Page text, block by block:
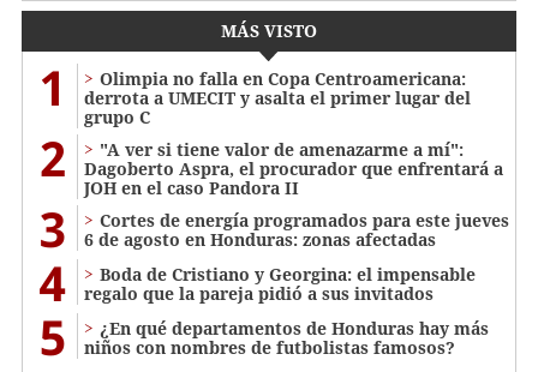
MÁS VISTO
1
Olimpia no falla en Copa Centroamericana:
derrota a UMECIT y asalta el primer lugar del
grupo C
2
"A ver si tiene valor de amenazarme a mí":
Dagoberto Aspra, el procurador que enfrentará a
JOH en el caso Pandora II
3
Cortes de energía programados para este jueves
6 de agosto en Honduras: zonas afectadas
4
Boda de Cristiano y Georgina: el impensable
regalo que la pareja pidió a sus invitados
5
¿En qué departamentos de Honduras hay más
niños con nombres de futbolistas famosos?